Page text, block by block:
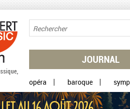
JOURNAL
opéra baroque